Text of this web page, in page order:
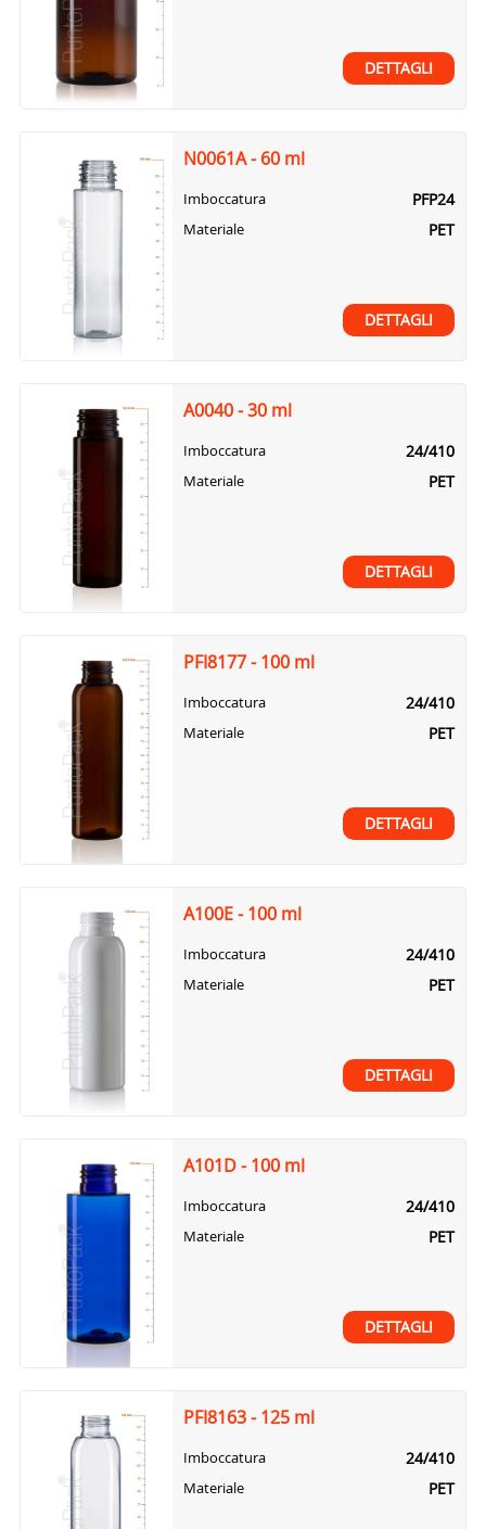
DETTAGLI
N0061A - 60 ml
Imboccatura PFP24
Materiale PET
DETTAGLI
A0040 - 30 ml
Imboccatura 24/410
Materiale PET
DETTAGLI
PFI8177 - 100 ml
Imboccatura 24/410
Materiale PET
DETTAGLI
A100E - 100 ml
Imboccatura 24/410
Materiale PET
DETTAGLI
A101D - 100 ml
Imboccatura 24/410
Materiale PET
DETTAGLI
PFI8163 - 125 ml
Imboccatura 24/410
Materiale PET